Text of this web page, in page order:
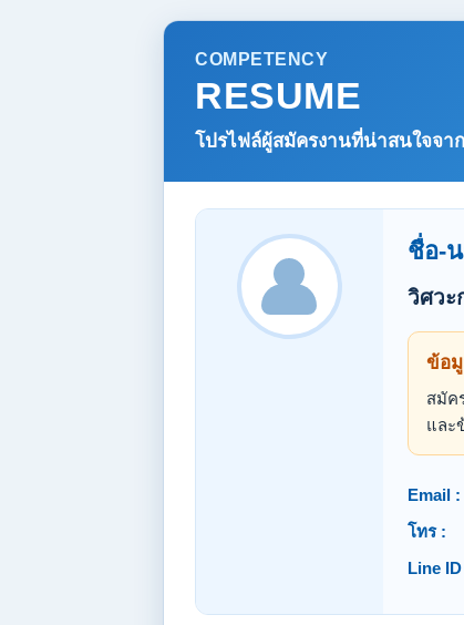
COMPETENCY
RESUME
โปรไฟล์ผู้สมัครงานที่น่าสนใจจาก
ชื่อ-
วิศวะ
ข้อ
สมัค
และ
Email :
โทร :
Line